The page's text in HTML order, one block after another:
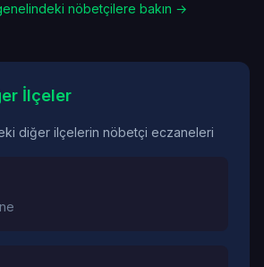
nöbetçilere bakın →
İlçeler
diğer ilçelerin nöbetçi eczaneleri